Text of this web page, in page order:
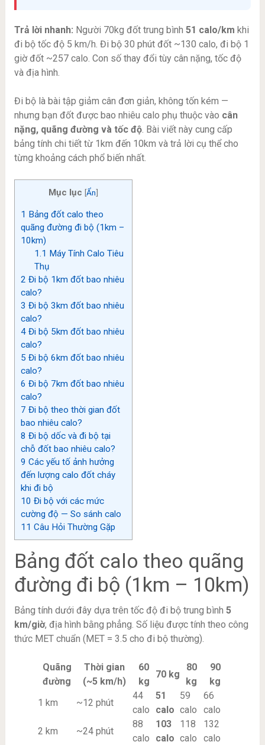
Trả lời nhanh: Người 70kg đốt trung bình 51 calo/km khi
đi bộ tốc độ 5 km/h. Đi bộ 30 phút đốt ~130 calo, đi bộ 1
giờ đốt ~257 calo. Con số thay đổi tùy cân nặng, tốc độ
và địa hình.
Đi bộ là bài tập giảm cân đơn giản, không tốn kém —
nhưng bạn đốt được bao nhiêu calo phụ thuộc vào cân
nặng, quãng đường và tốc độ. Bài viết này cung cấp
bảng tính chi tiết từ 1km đến 10km và trả lời cụ thể cho
từng khoảng cách phổ biến nhất.
Mục lục [Ẩn]
1 Bảng đốt calo theo
quãng đường đi bộ (1km –
10km)
1.1 Máy Tính Calo Tiêu
Thụ
2 Đi bộ 1km đốt bao nhiêu
calo?
3 Đi bộ 3km đốt bao nhiêu
calo?
4Đi bộ 5km đốt bao nhiêu
calo?
5 Đi bộ 6km đốt bao nhiêu
calo?
6 Đi bộ 7km đốt bao nhiêu
calo?
7 Đi bộ theo thời gian đốt
bao nhiêu calo?
8 Đi bộ dốc và đi bộ tại
chỗ đốt bao nhiêu calo?
9 Các yếu tố ảnh hưởng
đến lượng calo đốt cháy
khi đi bộ
10 Đi bộ với các mức
cường độ — So sánh calo
11 Câu Hỏi Thường Gặp
Bảng đốt calo theo quãng
đường đi bộ (1km – 10km)
Bảng tính dưới đây dựa trên tốc độ đi bộ trung bình 5
km/giờ, địa hình bằng phẳng. Số liệu được tính theo công
thức MET chuẩn (MET = 3.5 cho đi bộ thường).
Quãng
đường
Thời gian
(~5 km/h)
60
kg
70 kg
80
kg
90
kg
1 km
~12 phút
44
calo
51
calo
59
calo
66
calo
2 km
~24 phút
88
calo
103
calo
118
calo
132
calo